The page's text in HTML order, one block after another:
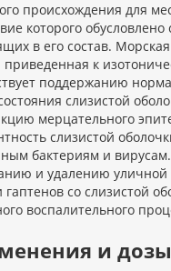
происхождения для
которого обусловлено
в его состав.
к
поддержанию
слизистой
мерцательного
слизистой
бактериям и
и удалению
со слизистой
воспалительного
и дозы